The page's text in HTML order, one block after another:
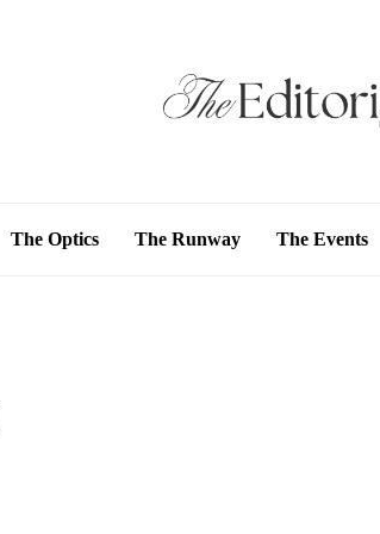
The Optics The Runway The Events